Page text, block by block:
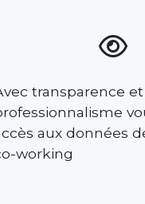
transparence et
aux données
working